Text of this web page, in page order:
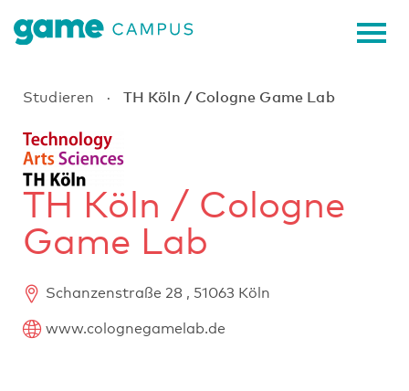
Studieren · TH Köln / Cologne Game Lab
TH Köln / Cologne
Game Lab
Schanzenstraße 28 , 51063 Köln
www.colognegamelab.de